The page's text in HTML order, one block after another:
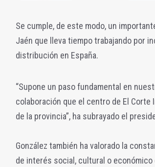
Se cumple, de este modo, un
Jaén que lleva tiempo trabajando por
distribución en España.
“Supone un paso fundamental en
colaboración que el centro de El
de la provincia”, ha subrayado el
González también ha valorado la
de interés social, cultural o